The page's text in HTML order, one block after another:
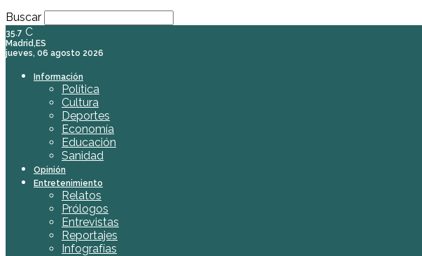
Buscar
35.7 C
Madrid,ES
jueves, 06 agosto 2026
Información
Política
Cultura
Deportes
Economía
Educación
Sanidad
Opinión
Entretenimiento
Relatos
Prólogos
Entrevistas
Reportajes
Infografías